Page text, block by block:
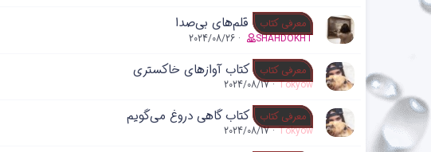
معرفی کتاب قلم‌های بی‌صدا
SHAHDOKHT
2024/08/26
معرفی کتاب کتاب آوازهای خاکستری
Tokyow
2024/08/17
معرفی کتاب کتاب گاهی دروغ می‌گویم
Tokyow
2024/08/17